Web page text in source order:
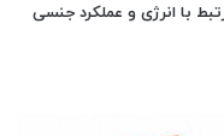
با انرژی و عملکرد جنسی